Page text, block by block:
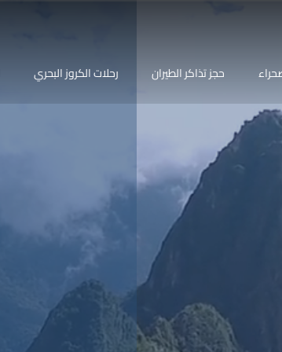
حجز تذاكر الطيران رحلات الكروز البحري